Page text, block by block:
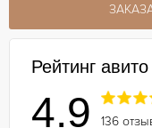
Рейтинг авито
4.9 136